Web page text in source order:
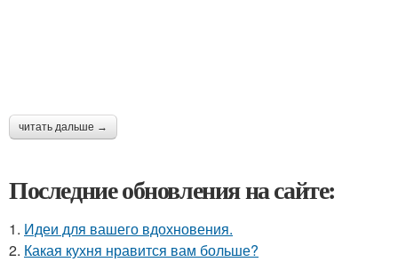
читать дальше →
Последние обновления на сайте:
1. Идеи для вашего вдохновения.
2. Какая кухня нравится вам больше?